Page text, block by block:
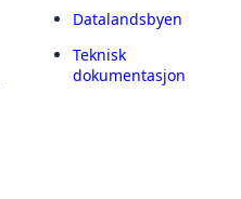
Datalandsbyen
Teknisk
dokumentasjon